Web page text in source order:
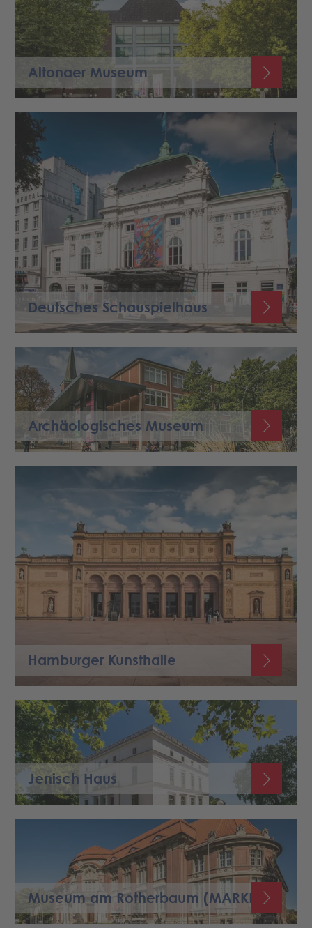
Altonaer Museum
Deutsches Schauspielhaus
Archäologisches Museum
Hamburger Kunsthalle
Jenisch Haus
Museum am Rotherbaum (MARKK)